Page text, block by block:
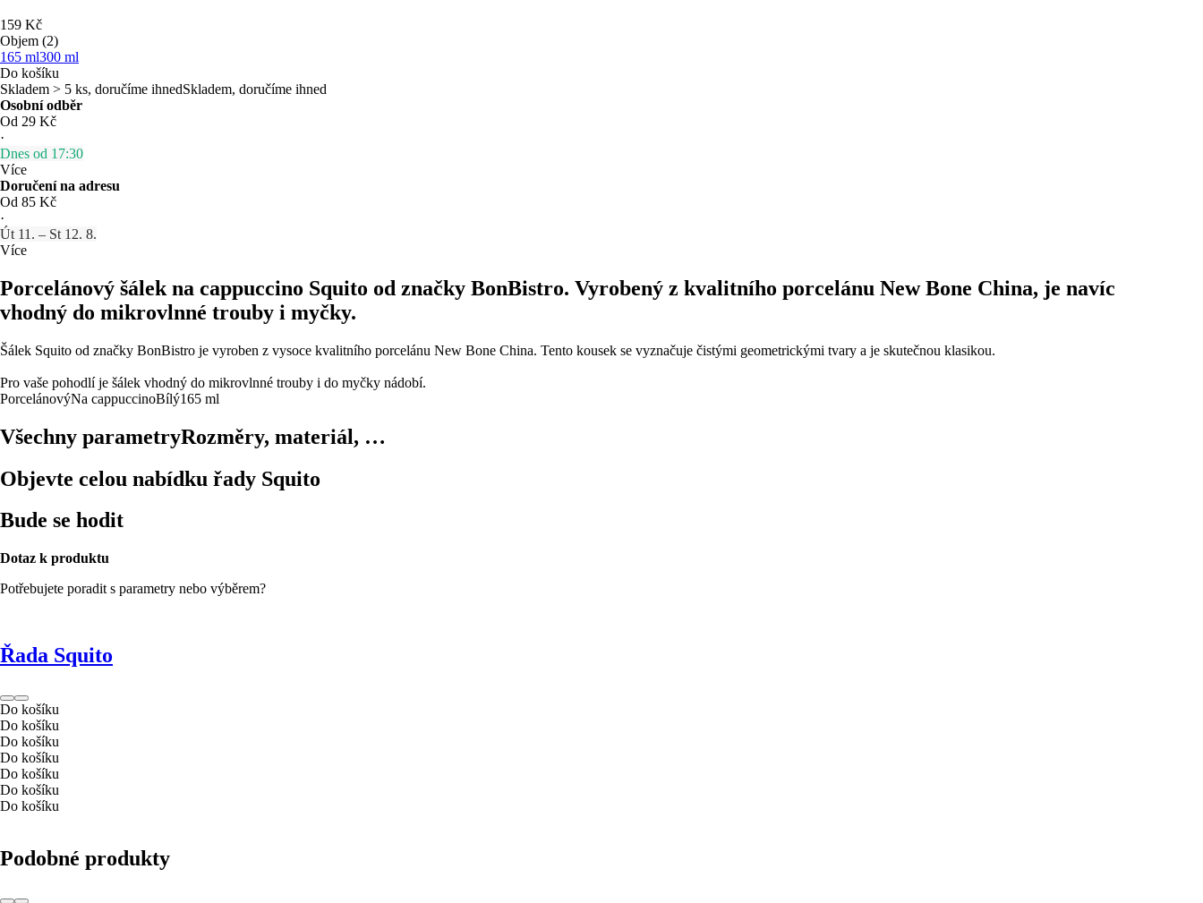
159 Kč
Objem (2)
165 ml300 ml
Do košíku
Skladem > 5 ks, doručíme ihnedSkladem, doručíme ihned
Osobní odběr
Od 29 Kč
·
Dnes od 17:30
Více
Doručení na adresu
Od 85 Kč
·
Út 11. – St 12. 8.
Více
Porcelánový šálek na cappuccino Squito od značky BonBistro. Vyrobený z kvalitního porcelánu New Bone China, je navíc
vhodný do mikrovlnné trouby i myčky.
Šálek Squito od značky BonBistro je vyroben z vysoce kvalitního porcelánu New Bone China. Tento kousek se vyznačuje čistými geometrickými tvary a je skutečnou klasikou.
Pro vaše pohodlí je šálek vhodný do mikrovlnné trouby i do myčky nádobí.
PorcelánovýNa cappuccinoBílý165 ml
Všechny parametryRozměry, materiál, …
Objevte celou nabídku řady Squito
Bude se hodit
Dotaz k produktu
Potřebujete poradit s parametry nebo výběrem?
Řada Squito
Do košíku
Do košíku
Do košíku
Do košíku
Do košíku
Do košíku
Do košíku
Podobné produkty